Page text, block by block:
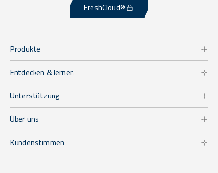
FreshCloud®
Produkte
Entdecken & lernen
Unterstützung
Über uns
Kundenstimmen